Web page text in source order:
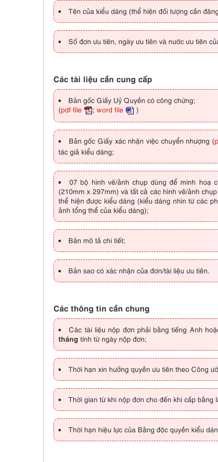
Tên của kiểu dáng (thể hiện đối tượng cần
Số đơn ưu tiên, ngày ưu tiên và nước ưu tiên
Các tài liệu cần cung cấp
Bản gốc Giấy Uỷ Quyền có công chứng;
(pdf file ; word file )
Bản gốc Giấy xác nhận việc chuyển nhượng (
tác giả kiểu dáng;
07 bộ hình vẽ/ảnh chụp dùng để minh hoạ
(210mm x 297mm) và tất cả các hình vẽ/ảnh
thể hiện được kiểu dáng (kiểu dáng nhìn từ các
ảnh tổng thể của kiểu dáng);
Bản mô tả chi tiết;
Bản sao có xác nhận của đơn/tài liệu ưu tiên.
Các thông tin cần chung
Các tài liệu nộp đơn phải bằng tiếng Anh
tháng tính từ ngày nộp đơn;
Thời hạn xin hưởng quyền ưu tiên theo Công
Thời gian từ khi nộp đơn cho đến khi cấp bằng
Thời hạn hiệu lực của Bằng độc quyền kiểu